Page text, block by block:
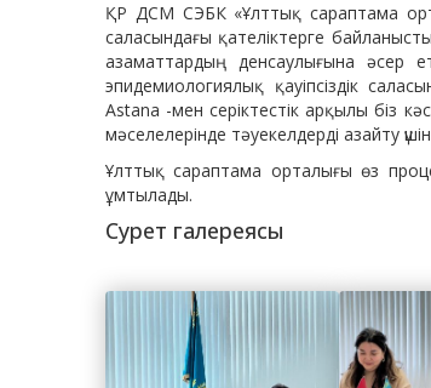
ҚР ДСМ СЭБК «Ұлттық сараптама
саласындағы қателіктерге
азаматтардың денсаулығына әсер
эпидемиологиялық қауіпсіздік
Astana -мен серіктестік арқылы біз
мәселелерінде тәуекелдерді азайту
Ұлттық сараптама орталығы өз
ұмтылады.
Сурет галереясы